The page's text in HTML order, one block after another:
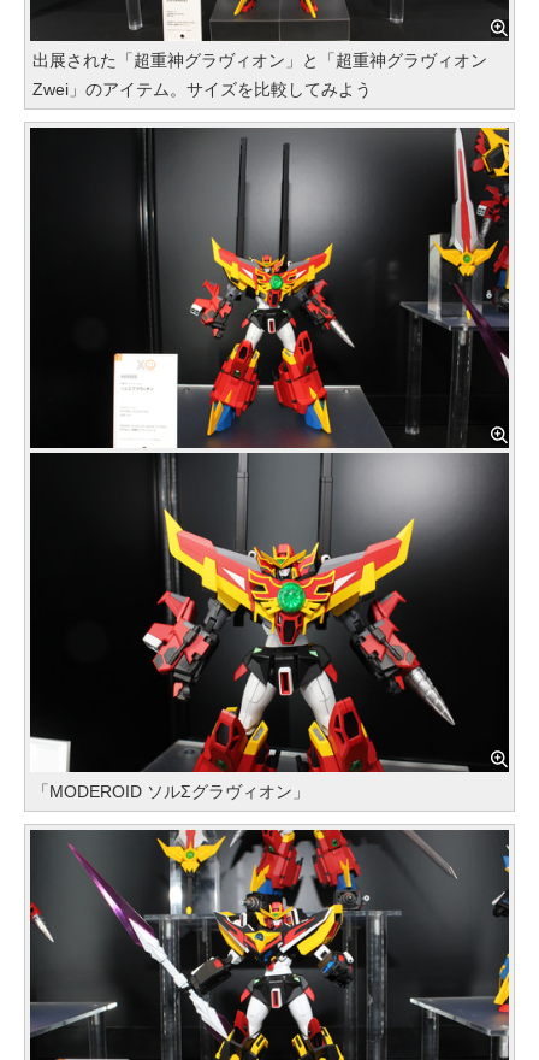
出展された「超重神グラヴィオン」と「超重神グラヴィオン
Zwei」のアイテム。サイズを比較してみよう
「MODEROID ソルΣグラヴィオン」